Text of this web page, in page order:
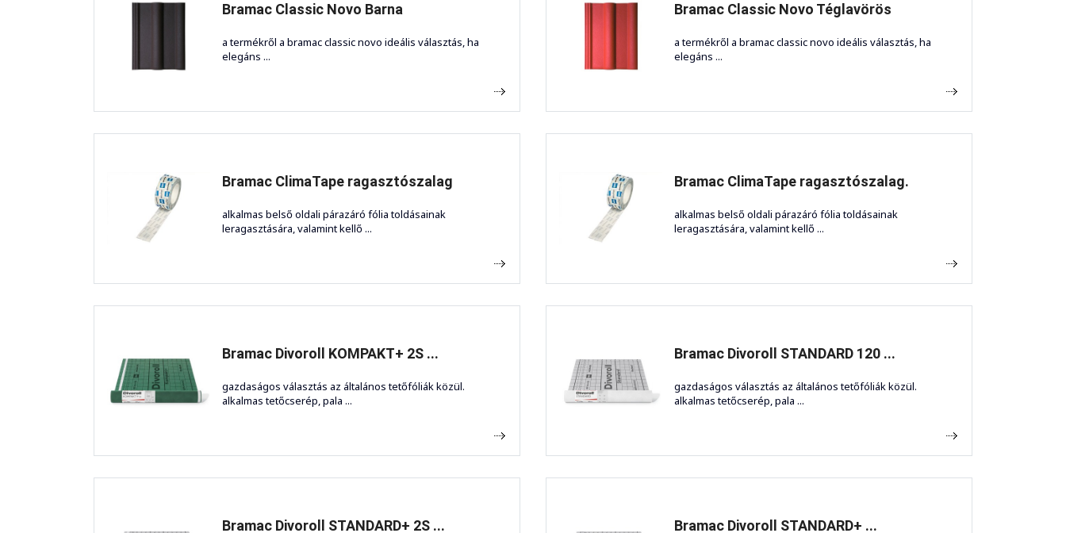
Bramac Classic Novo Barna
a termékről a bramac classic novo ideális választás, ha
elegáns ...
Bramac Classic Novo Téglavörös
a termékről a bramac classic novo ideális választás, ha
elegáns ...
Bramac ClimaTape ragasztószalag
alkalmas belső oldali párazáró fólia toldásainak
leragasztására, valamint kellő ...
Bramac ClimaTape ragasztószalag.
alkalmas belső oldali párazáró fólia toldásainak
leragasztására, valamint kellő ...
Bramac Divoroll KOMPAKT+ 2S ...
gazdaságos választás az általános tetőfóliák közül.
alkalmas tetőcserép, pala ...
Bramac Divoroll STANDARD 120 ...
gazdaságos választás az általános tetőfóliák közül.
alkalmas tetőcserép, pala ...
Bramac Divoroll STANDARD+ 2S ... Bramac Divoroll STANDARD+ ...